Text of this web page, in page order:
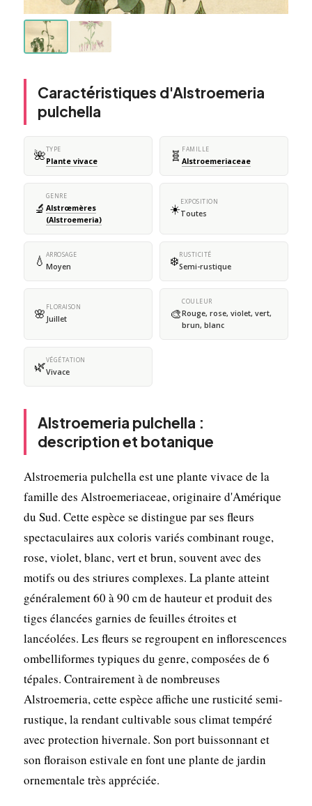
Caractéristiques d'Alstroemeria
pulchella
🌺TYPE
Plante vivace 🧬 FAMILLE
Alstroemeriaceae
🔬
GENRE
Alstrœmères
(Alstroemeria)
☀️EXPOSITION
Toutes
💧 ARROSAGE
Moyen ❄️RUSTICITÉ
Semi-rustique
🌸 FLORAISON
Juillet 🎨
COULEUR
Rouge, rose, violet, vert,
brun, blanc
🌿VÉGÉTATION
Vivace
Alstroemeria pulchella :
description et botanique
Alstroemeria pulchella est une plante vivace de la
famille des Alstroemeriaceae, originaire d'Amérique
du Sud. Cette espèce se distingue par ses fleurs
spectaculaires aux coloris variés combinant rouge,
rose, violet, blanc, vert et brun, souvent avec des
motifs ou des striures complexes. La plante atteint
généralement 60 à 90 cm de hauteur et produit des
tiges élancées garnies de feuilles étroites et
lancéolées. Les fleurs se regroupent en inflorescences
ombelliformes typiques du genre, composées de 6
tépales. Contrairement à de nombreuses
Alstroemeria, cette espèce affiche une rusticité semi-
rustique, la rendant cultivable sous climat tempéré
avec protection hivernale. Son port buissonnant et
son floraison estivale en font une plante de jardin
ornementale très appréciée.